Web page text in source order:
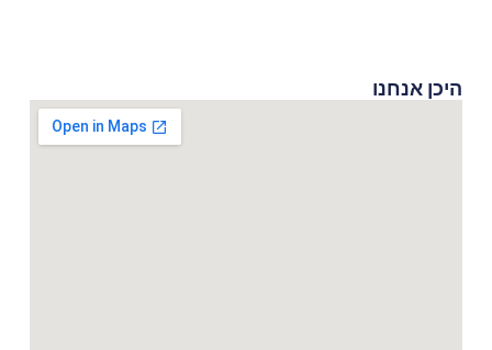
היכן אנחנו